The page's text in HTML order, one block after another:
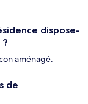
dispose-
aménagé.
de